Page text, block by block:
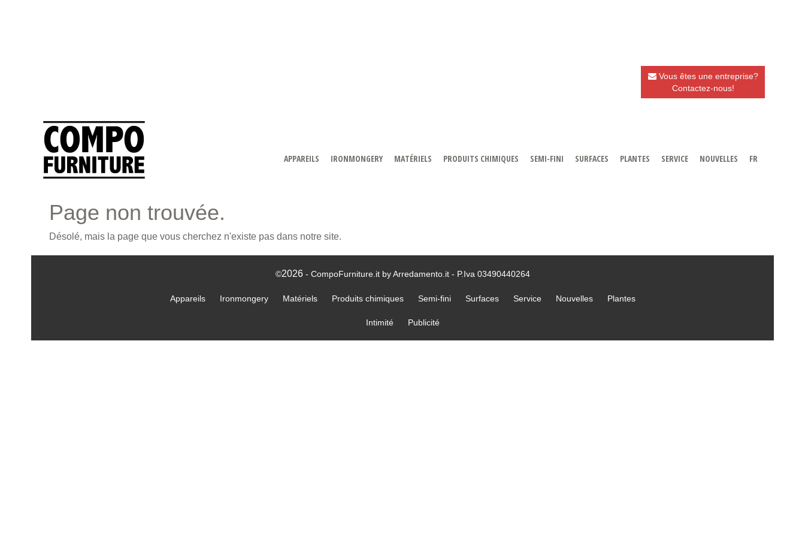
Vous êtes une entreprise?
Contactez-nous!
APPAREILS IRONMONGERY MATÉRIELS PRODUITS CHIMIQUES SEMI-FINI SURFACES PLANTES SERVICE NOUVELLES FR
Page non trouvée.
Désolé, mais la page que vous cherchez n'existe pas dans notre site.
©2026- CompoFurniture.it by Arredamento.it - P.Iva 03490440264
Appareils Ironmongery Matériels Produits chimiques Semi-fini Surfaces Service Nouvelles Plantes
Intimité Publicité